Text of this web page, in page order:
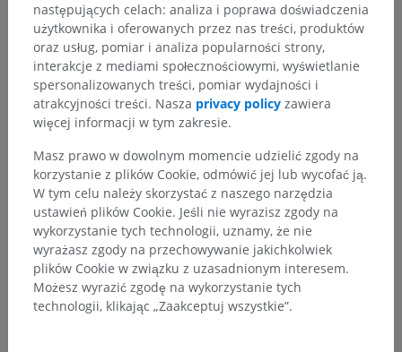
następujących celach: analiza i poprawa doświadczenia
użytkownika i oferowanych przez nas treści, produktów
oraz usług, pomiar i analiza popularności strony,
interakcje z mediami społecznościowymi, wyświetlanie
spersonalizowanych treści, pomiar wydajności i
atrakcyjności treści. Nasza privacy policy zawiera
więcej informacji w tym zakresie.
Masz prawo w dowolnym momencie udzielić zgody na
korzystanie z plików Cookie, odmówić jej lub wycofać ją.
W tym celu należy skorzystać z naszego narzędzia
ustawień plików Cookie. Jeśli nie wyrazisz zgody na
wykorzystanie tych technologii, uznamy, że nie
wyrażasz zgody na przechowywanie jakichkolwiek
plików Cookie w związku z uzasadnionym interesem.
Możesz wyrazić zgodę na wykorzystanie tych
technologii, klikając „Zaakceptuj wszystkie”.